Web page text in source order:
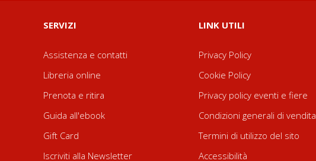
SERVIZI
Assistenza e contatti
Libreria online
Prenota e ritira
Guida all'ebook
Gift Card
Iscriviti alla Newsletter
LINK UTILI
Privacy Policy
Cookie Policy
Privacy policy eventi e fiere
Condizioni generali di vendita
Termini di utilizzo del sito
Accessibilità